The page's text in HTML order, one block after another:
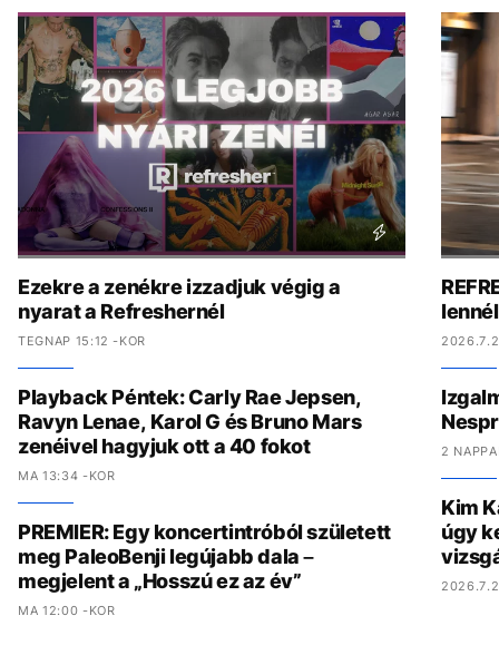
Ezekre a zenékre izzadjuk végig a
nyarat a Refreshernél
TEGNAP 15:12 -KOR
Playback Péntek: Carly Rae Jepsen,
Ravyn Lenae, Karol G és Bruno Mars
zenéivel hagyjuk ott a 40 fokot
MA 13:34 -KOR
PREMIER: Egy koncertintróból született
meg PaleoBenji legújabb dala –
megjelent a „Hosszú ez az év”
MA 12:00 -KOR
2
Kim
úgy